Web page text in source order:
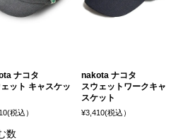
ナコタ
ット キャスケッ
税込）
nakota ナコタ
スウェットワークキャ
スケット
¥3,410(税込）
数